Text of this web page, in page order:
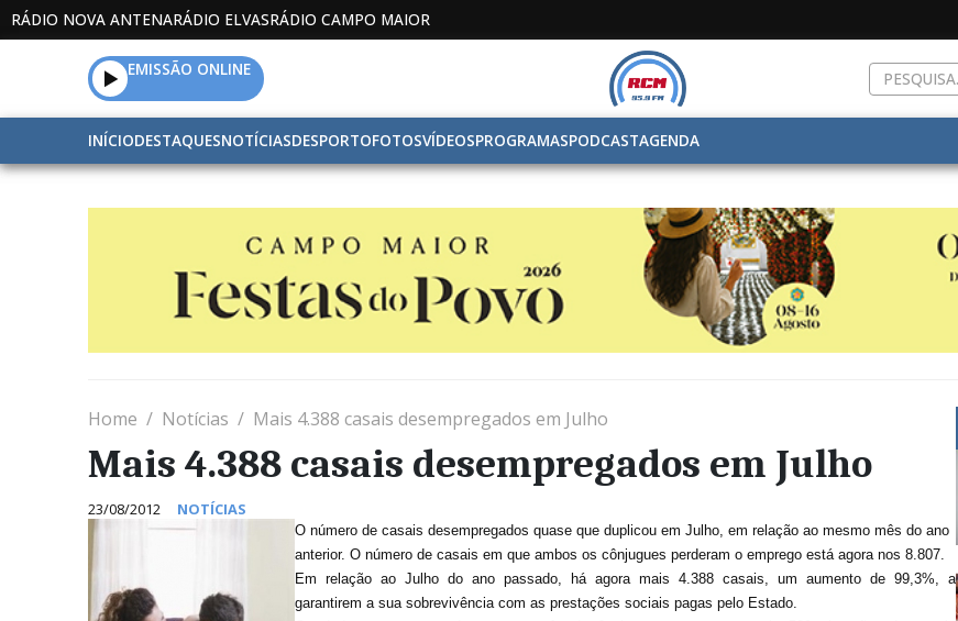
RÁDIO NOVA ANTENARÁDIO ELVASRÁDIO CAMPO MAIOR
EMISSÃO ONLINE
INÍCIODESTAQUESNOTÍCIASDESPORTOFOTOSVÍDEOSPROGRAMASPODCASTAGENDA
Home Notícias Mais 4.388 casais desempregados em Julho
Mais 4.388 casais desempregados em Julho
23/08/2012 NOTÍCIAS
O número de casais desempregados quase que duplicou em Julho, em relação ao mesmo mês do ano
anterior. O número de casais em que ambos os cônjugues perderam o emprego está agora nos 8.807.
Em relação ao Julho do ano passado, há agora mais 4.388 casais, um aumento de 99,3%, a
garantirem a sua sobrevivência com as prestações sociais pagas pelo Estado.